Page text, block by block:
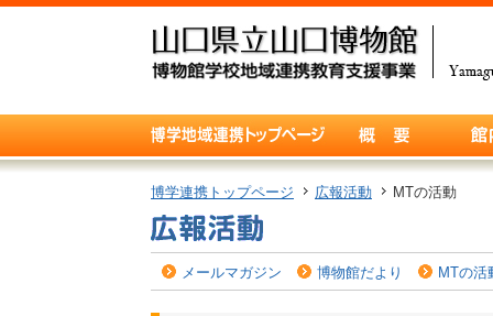
博学連携トップページ 広報活動 MTの活動
メールマガジン 博物館だより MTの活